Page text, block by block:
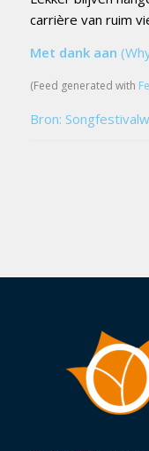
carrière van ruim
Met dank aan
(Feed generated with
Bron: